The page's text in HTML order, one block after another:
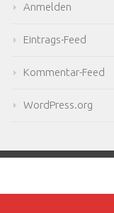
Anmelden
Eintrags-Feed
Kommentar-Feed
WordPress.org